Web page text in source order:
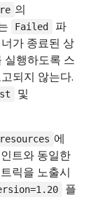
의
Failed
파
가 종료된 상
실행하도록 스
되지 않는다.
및
에
트와 동일한
릭을 노출시
플